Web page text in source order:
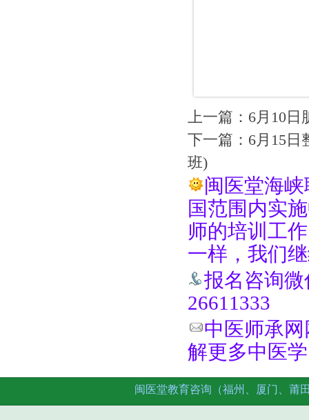
上一篇： 6月10日
下一篇： 6月15日
班)
闽医堂海
国范围内实
师的培训工
一样，我们
报名咨询微
26611333
中医师承网
解更多中医
闽医堂教育咨询（福州、厦门、莆